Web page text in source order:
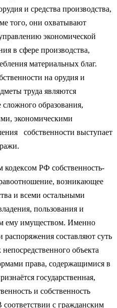
и средства производства,
того, они охватывают
экономической
в сфере производства,
материальных благ.
на орудия и
труда являются
образования,
экономическими
собственности выступает
кодексом РФ собственность-
возникающее
и всеми остальными
пользования и
ему имуществом. Именно
распоряжения составляют суть
объекта
права, содержащимися в
государственная,
и собственность
с гражданским